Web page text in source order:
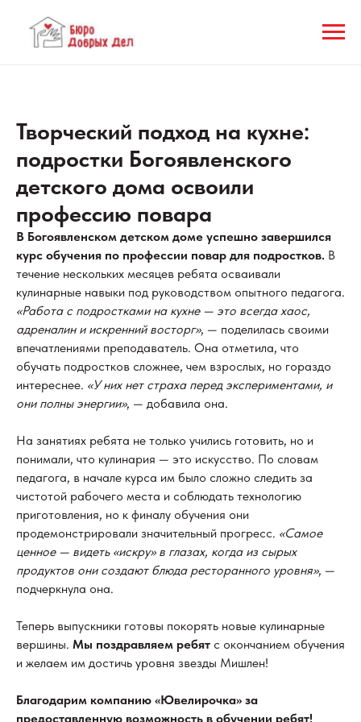
Творческий подход на кухне:
подростки Богоявленского
детского дома освоили
профессию повара
В Богоявленском детском доме успешно завершился
курс обучения по профессии повар для подростков. В
течение нескольких месяцев ребята осваивали
кулинарные навыки под руководством опытного педагога.
«Работа с подростками на кухне — это всегда хаос,
адреналин и искренний восторг», — поделилась своими
впечатлениями преподаватель. Она отметила, что
обучать подростков сложнее, чем взрослых, но гораздо
интереснее. «У них нет страха перед экспериментами, и
они полны энергии», — добавила она.
На занятиях ребята не только учились готовить, но и
понимали, что кулинария — это искусство. По словам
педагога, в начале курса им было сложно следить за
чистотой рабочего места и соблюдать технологию
приготовления, но к финалу обучения они
продемонстрировали значительный прогресс. «Самое
ценное — видеть «искру» в глазах, когда из сырых
продуктов они создают блюда ресторанного уровня», —
подчеркнула она.
Теперь выпускники готовы покорять новые кулинарные
вершины. Мы поздравляем ребят с окончанием обучения
и желаем им достичь уровня звезды Мишлен!
Благодарим компанию «Ювелирочка» за
предоставленную возможность в обучении ребят!